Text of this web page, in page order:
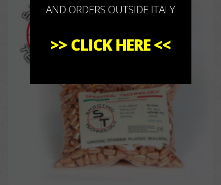
AND ORDERS OUTSIDE ITALY
>> CLICK HERE<<